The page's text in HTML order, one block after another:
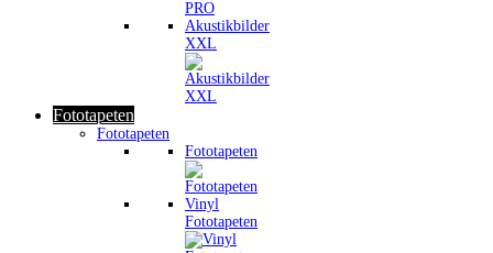
Akustikbilder
XXL
Fototapeten
Fototapeten
Fototapeten
Vinyl
Fototapeten